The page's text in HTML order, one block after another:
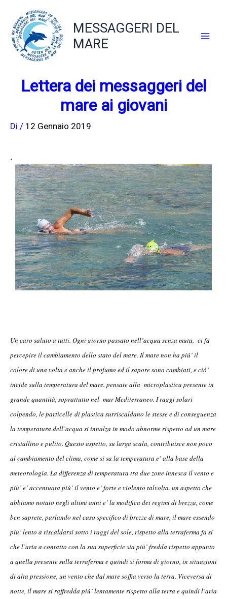
contenuto
MESSAGGERI DEL
MARE
Lettera dei messaggeri del
mare ai giovani
Di / 12 Gennaio 2019
.
Un caro saluto a tutti. Ogni giorno passato nell’acqua senza muta, ci fa
percepire il cambiamento dello stato del mare. Il mare non ha più’ il
colore di una volta e anche il profumo ed il sapore sono cambiati, e ciò’
incide sulla temperatura del mare. pensate alla microplastica presente in
grande quantità, soprattutto nel mar Mediterraneo. I raggi solari
colpendo, le particelle di plastica surriscaldano le stesse e di conseguenza
la temperatura dell’acqua si innalza in modo abnorme rispetto ad un mare
cristallino e pulito. Questo aspetto, su larga scala, contribuisce non poco
al cambiamento del clima, come si sa la temperatura e’ alla base della
meteorologia. La differenza di temperatura tra due zone innesca il vento e
più’ e’ accentuata più’ il vento e’ forte e violento talvolta. un aspetto che
abbiamo notato negli ultimi anni e’ la modifica dei regimi di brezza, come
ben saprete, parlando nel caso specifico di brezze di mare, il mare essendo
più’ lento a riscaldarsi sotto i raggi del sole, rispetto alla terraferma fa si
che l’aria a contatto con la sua superficie sia più’ fredda rispetto appunto
a quella presente sulla terraferma e quindi si forma di giorno, in situazioni
di alta pressione, un vento che dal mare soffia verso la terra. Viceversa di
notte, il mare si raffredda più’ lentamente rispetto alla terra e quindi l’aria